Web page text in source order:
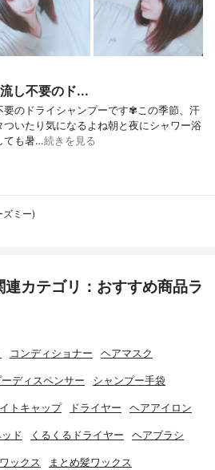
し不要のド...
要のドライシャンプーです✾この季節、汗
いたり気になるよね朝と夜にシャワー浴
ても暑…続きを見る
ズミー)
連カテゴリ：おすすめ商品ラ
コンディショナー ヘアマスク
ディスペンサー シャンプー手袋
トキャップ ドライヤー ヘアアイロン
ド くるくるドライヤー ヘアブラシ
ックス まとめ髪ワックス